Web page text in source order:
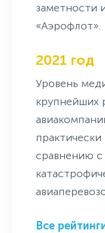
заметности
«Аэрофлот».
2021 год
Уровень
крупнейших
сравнению с
Все